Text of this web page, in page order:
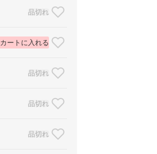
品切れ
カートに入れる
品切れ
品切れ
品切れ